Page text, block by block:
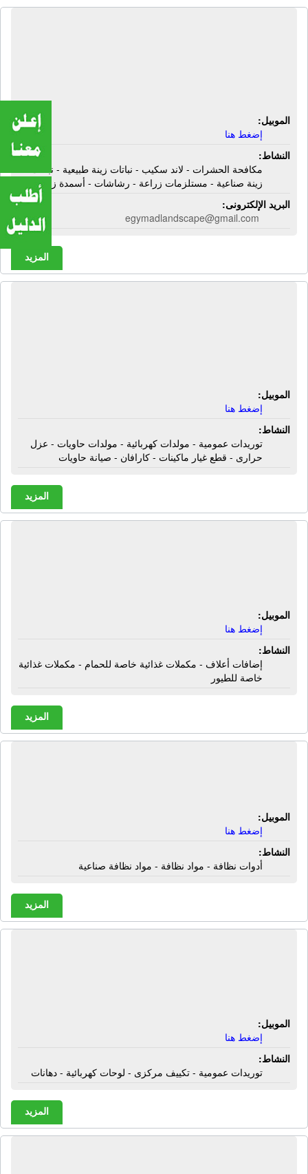
الموبيل:
إضغط هنا
النشاط:
مكافحة الحشرات - لاند سكيب - نباتات زينة طبيعية - نباتات
زينة صناعية - مستلزمات زراعة - رشاشات - أسمدة زراعية
البريد الإلكترونى:
egymadlandscape@gmail.com
المزيد
الموبيل:
إضغط هنا
النشاط:
توريدات عمومية - مولدات كهربائية - مولدات حاويات - عزل
حرارى - قطع غيار ماكينات - كارافان - صيانة حاويات
المزيد
الموبيل:
إضغط هنا
النشاط:
إضافات أعلاف - مكملات غذائية خاصة للحمام - مكملات غذائية
خاصة للطيور
المزيد
الموبيل:
إضغط هنا
النشاط:
أدوات نظافة - مواد نظافة - مواد نظافة صناعية
المزيد
الموبيل:
إضغط هنا
النشاط:
توريدات عمومية - تكييف مركزى - لوحات كهربائية - دهانات
المزيد